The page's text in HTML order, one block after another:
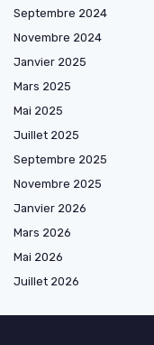
Septembre 2024
Novembre 2024
Janvier 2025
Mars 2025
Mai 2025
Juillet 2025
Septembre 2025
Novembre 2025
Janvier 2026
Mars 2026
Mai 2026
Juillet 2026